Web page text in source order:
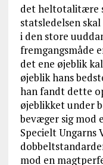
det heltotalitære
statsledelsen
i den store
fremgangsmåde
det ene øjeblik
øjeblik hans
han fandt dette
øjeblikket under
bevæger sig
Specielt Ungarns
mod en